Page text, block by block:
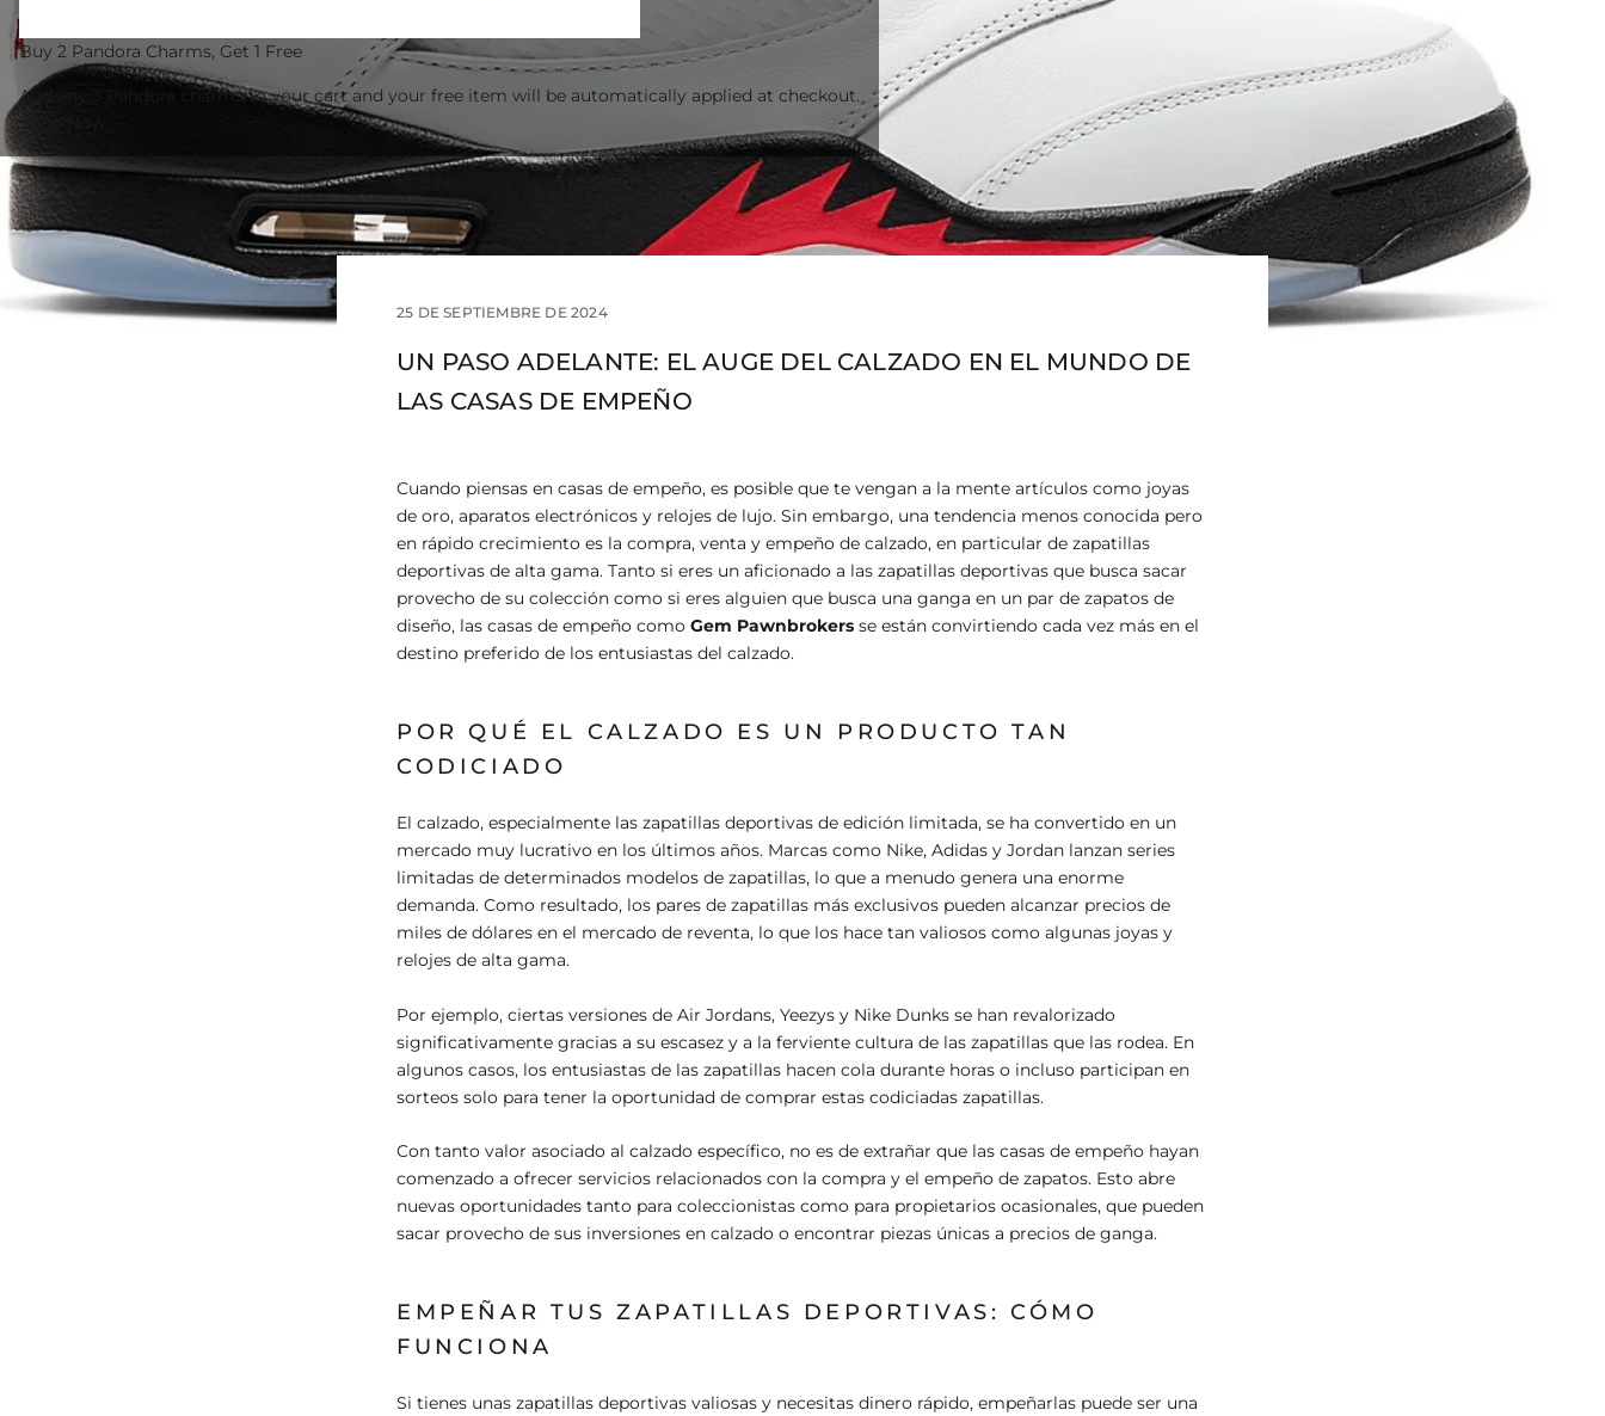
25 DE SEPTIEMBRE DE 2024
UN PASO ADELANTE: EL AUGE DEL CALZADO EN EL MUNDO DE
LAS CASAS DE EMPEÑO
Cuando piensas en casas de empeño, es posible que te vengan a la mente artículos como joyas
de oro, aparatos electrónicos y relojes de lujo. Sin embargo, una tendencia menos conocida pero
en rápido crecimiento es la compra, venta y empeño de calzado, en particular de zapatillas
deportivas de alta gama. Tanto si eres un aficionado a las zapatillas deportivas que busca sacar
provecho de su colección como si eres alguien que busca una ganga en un par de zapatos de
diseño, las casas de empeño como Gem Pawnbrokers se están convirtiendo cada vez más en el
destino preferido de los entusiastas del calzado.
POR QUÉ EL CALZADO ES UN PRODUCTO TAN
CODICIADO
El calzado, especialmente las zapatillas deportivas de edición limitada, se ha convertido en un
mercado muy lucrativo en los últimos años. Marcas como Nike, Adidas y Jordan lanzan series
limitadas de determinados modelos de zapatillas, lo que a menudo genera una enorme
demanda. Como resultado, los pares de zapatillas más exclusivos pueden alcanzar precios de
miles de dólares en el mercado de reventa, lo que los hace tan valiosos como algunas joyas y
relojes de alta gama.
Por ejemplo, ciertas versiones de Air Jordans, Yeezys y Nike Dunks se han revalorizado
significativamente gracias a su escasez y a la ferviente cultura de las zapatillas que las rodea. En
algunos casos, los entusiastas de las zapatillas hacen cola durante horas o incluso participan en
sorteos solo para tener la oportunidad de comprar estas codiciadas zapatillas.
Con tanto valor asociado al calzado específico, no es de extrañar que las casas de empeño hayan
comenzado a ofrecer servicios relacionados con la compra y el empeño de zapatos. Esto abre
nuevas oportunidades tanto para coleccionistas como para propietarios ocasionales, que pueden
sacar provecho de sus inversiones en calzado o encontrar piezas únicas a precios de ganga.
EMPEÑAR TUS ZAPATILLAS DEPORTIVAS: CÓMO
FUNCIONA
Si tienes unas zapatillas deportivas valiosas y necesitas dinero rápido, empeñarlas puede ser una
Buy 2 Pandora Charms, Get 1 Free
Add any 3 Pandora charms to your cart and your free item will be automatically applied at checkout.
Shop Now